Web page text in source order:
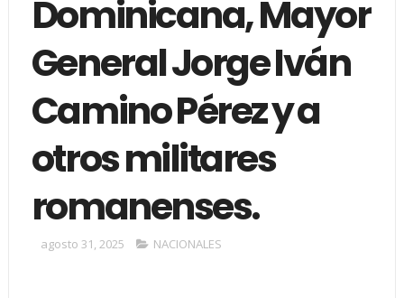
Dominicana, Mayor
General Jorge Iván
Camino Pérez y a
otros militares
romanenses.
agosto 31, 2025 NACIONALES